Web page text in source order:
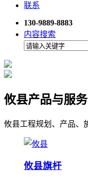
联系
130-9889-8883
内容搜索
攸县产品与服务
攸县工程规划、产品、
攸县旗杆